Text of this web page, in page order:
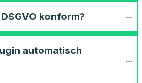
konform?
automatisch